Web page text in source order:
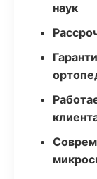
наук